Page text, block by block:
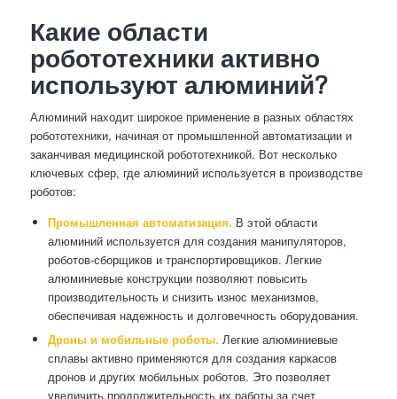
Какие области
робототехники активно
используют алюминий?
Алюминий находит широкое применение в разных областях
робототехники, начиная от промышленной автоматизации и
заканчивая медицинской робототехникой. Вот несколько
ключевых сфер, где алюминий используется в производстве
роботов:
Промышленная автоматизация. В этой области
алюминий используется для создания манипуляторов,
роботов-сборщиков и транспортировщиков. Легкие
алюминиевые конструкции позволяют повысить
производительность и снизить износ механизмов,
обеспечивая надежность и долговечность оборудования.
Дроны и мобильные роботы. Легкие алюминиевые
сплавы активно применяются для создания каркасов
дронов и других мобильных роботов. Это позволяет
увеличить продолжительность их работы за счет